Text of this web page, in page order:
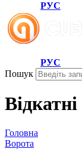
РУС
РУС
Пошук
Головна
Ворота